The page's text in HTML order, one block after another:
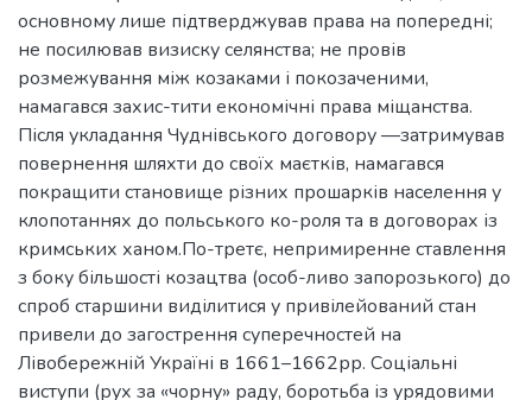
основному лише підтверджував права на попередні;
не посилював визиску селянства; не провів
розмежування між козаками і покозаченими,
намагався захис-тити економічні права міщанства.
Після укладання Чуднівського договору —затримував
повернення шляхти до своїх маєтків, намагався
покращити становище різних прошарків населення у
клопотаннях до польського ко-роля та в договорах із
кримських ханом.По-третє, непримиренне ставлення
з боку більшості козацтва (особ-ливо запорозького) до
спроб старшини виділитися у привілейований стан
привели до загострення суперечностей на
Лівобережній Україні в 1661–1662рр. Соціальні
виступи (рух за «чорну» раду, боротьба із урядовими